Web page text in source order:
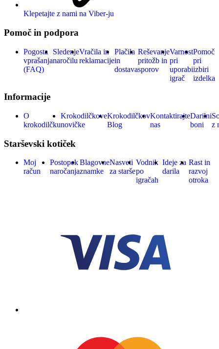
Klepetajte z nami na Viber-ju
Pomoč in podpora
Pogosta
vprašanja
(FAQ)
Sledenje
naročilu
Vračila in
reklamacije
Plačila
in
dostava
Reševanje
pritožb in
sporov
Varnost
pri
uporabi
igrač
Pomoč
pri
izbiri
izdelka
Informacije
O
krokodilčku
Krokodilčkove
novičke
Krokodilčkov
Blog
Kontaktirajte
nas
Darilni
boni
z
Starševski kotiček
Moj
račun
Postopek
naročanja
Blagovne
znamke
Nasveti
za starše
Vodnik
po
igračah
Ideje za
darila
Rast in
razvoj
otroka